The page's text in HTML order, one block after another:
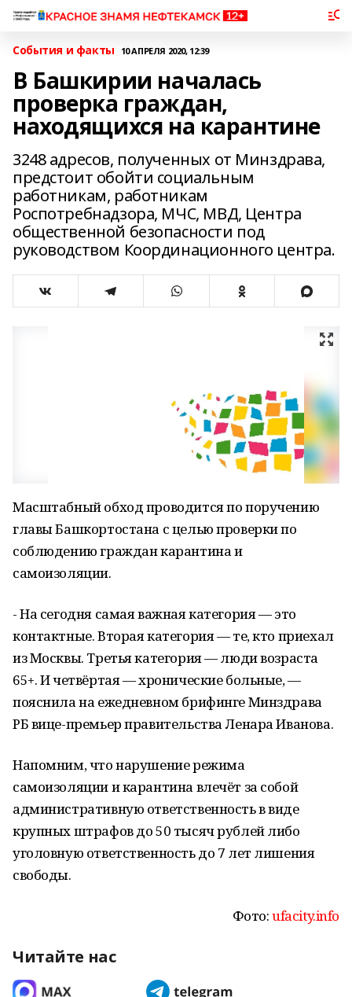
События и факты 10 АПРЕЛЯ 2020, 12:39
В Башкирии началась
проверка граждан,
находящихся на карантине
3248 адресов, полученных от Минздрава,
предстоит обойти социальным
работникам, работникам
Роспотребнадзора, МЧС, МВД, Центра
общественной безопасности под
руководством Координационного центра.
Масштабный обход проводится по поручению
главы Башкортостана с целью проверки по
соблюдению граждан карантина и
самоизоляции.
- На сегодня самая важная категория — это
контактные. Вторая категория — те, кто приехал
из Москвы. Третья категория — люди возраста
65+. И четвёртая — хронические больные, —
пояснила на ежедневном брифинге Минздрава
РБ вице-премьер правительства Ленара Иванова.
Напомним, что нарушение режима
самоизоляции и карантина влечёт за собой
административную ответственность в виде
крупных штрафов до 50 тысяч рублей либо
уголовную ответственность до 7 лет лишения
свободы.
Фото:ufacity.info
Читайте нас